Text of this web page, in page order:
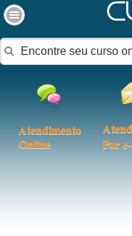
Atendimento
Online
Por